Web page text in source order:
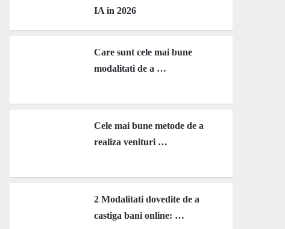
IA in 2026
Care sunt cele mai bune
modalitati de a …
Cele mai bune metode de a
realiza venituri …
2 Modalitati dovedite de a
castiga bani online: …